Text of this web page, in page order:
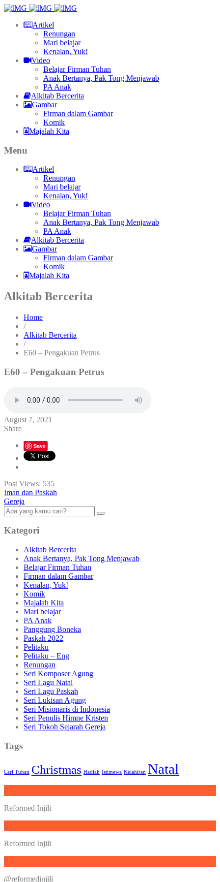
Artikel
Renungan
Mari belajar
Kenalan, Yuk!
Video
Belajar Firman Tuhan
Anak Bertanya, Pak Tong Menjawab
PA Anak
Alkitab Bercerita
Gambar
Firman dalam Gambar
Komik
Majalah Kita
Menu
Artikel
Renungan
Mari belajar
Kenalan, Yuk!
Video
Belajar Firman Tuhan
Anak Bertanya, Pak Tong Menjawab
PA Anak
Alkitab Bercerita
Gambar
Firman dalam Gambar
Komik
Majalah Kita
Alkitab Bercerita
Home
/
Alkitab Bercerita
/
E60 – Pengakuan Petrus
E60 – Pengakuan Petrus
August 7, 2021
Share
Save
Post Views: 535
Iman dan Paskah
Gereja
Kategori
Alkitab Bercerita
Anak Bertanya, Pak Tong Menjawab
Belajar Firman Tuhan
Firman dalam Gambar
Kenalan, Yuk!
Komik
Majalah Kita
Mari belajar
PA Anak
Panggung Boneka
Paskah 2022
Pelitaku
Pelitaku – Eng
Renungan
Seri Komposer Agung
Seri Lagu Natal
Seri Lagu Paskah
Seri Lukisan Agung
Seri Misionaris di Indonesia
Seri Penulis Himne Kristen
Seri Tokoh Sejarah Gereja
Tags
Cari Tuhan Christmas Hadiah Istimewa Kelahiran Natal
Reformed Injili
Reformed Injili
@reformedinjili